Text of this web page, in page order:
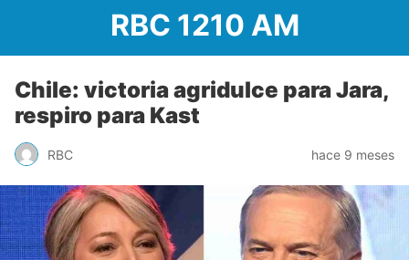
RBC 1210 AM
Chile: victoria agridulce para Jara,
respiro para Kast
RBC hace 9 meses